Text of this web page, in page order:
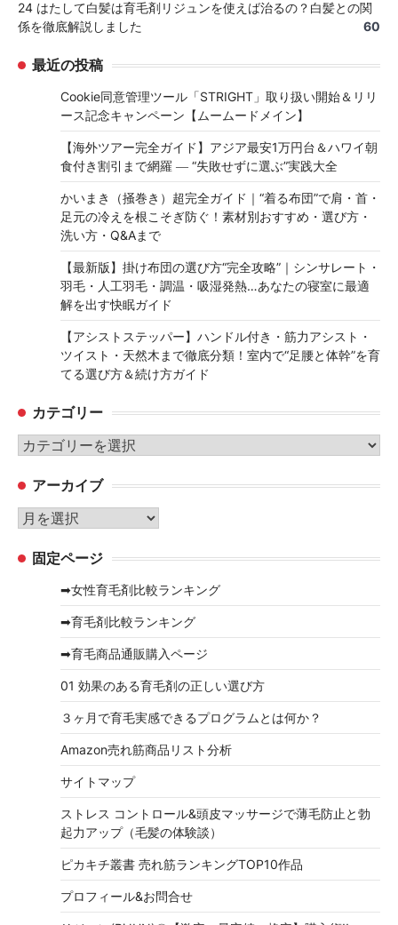
24 はたして白髪は育毛剤リジュンを使えば治るの？白髪との関
係を徹底解説しました
60
最近の投稿
Cookie同意管理ツール「STRIGHT」取り扱い開始＆リリ
ース記念キャンペーン【ムームードメイン】
【海外ツアー完全ガイド】アジア最安1万円台＆ハワイ朝
食付き割引まで網羅 ― “失敗せずに選ぶ”実践大全
かいまき（掻巻き）超完全ガイド｜“着る布団”で肩・首・
足元の冷えを根こそぎ防ぐ！素材別おすすめ・選び方・
洗い方・Q&Aまで
【最新版】掛け布団の選び方“完全攻略”｜シンサレート・
羽毛・人工羽毛・調温・吸湿発熱…あなたの寝室に最適
解を出す快眠ガイド
【アシストステッパー】ハンドル付き・筋力アシスト・
ツイスト・天然木まで徹底分類！室内で“足腰と体幹”を育
てる選び方＆続け方ガイド
カテゴリー
カ
ゴ
リ
ー
アーカイブ
ア
カ 固定ページ
➡女性育毛剤比較ランキング
➡育毛剤比較ランキング
➡育毛商品通販購入ページ
01 効果のある育毛剤の正しい選び方
３ヶ月で育毛実感できるプログラムとは何か？
Amazon売れ筋商品リスト分析
サイトマップ
ストレス コントロール&頭皮マッサージで薄毛防止と勃
起力アップ（毛髪の体験談）
ピカキチ叢書 売れ筋ランキングTOP10作品
プロフィール&お問合せ